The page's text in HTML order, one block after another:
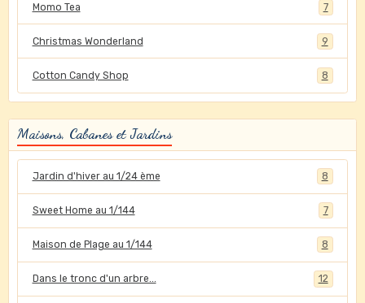
Momo Tea 7
Christmas Wonderland 9
Cotton Candy Shop 8
Maisons, Cabanes et Jardins
Jardin d'hiver au 1/24 ème 8
Sweet Home au 1/144 7
Maison de Plage au 1/144 8
Dans le tronc d'un arbre... 12